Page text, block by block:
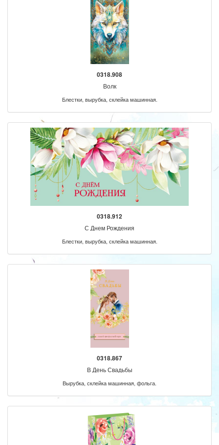
0318.908
Волк
Блестки, вырубка, склейка машинная.
0318.912
С Днем Рождения
Блестки, вырубка, склейка машинная.
0318.867
В День Свадьбы
Вырубка, склейка машинная, фольга.